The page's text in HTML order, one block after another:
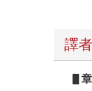
譯者
▋